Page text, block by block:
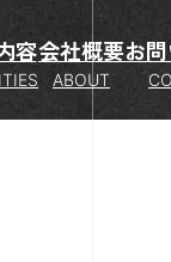
容会社概要
ABOUT
お